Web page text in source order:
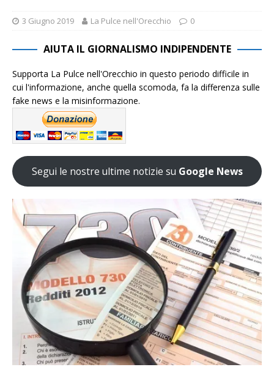
3 Giugno 2019 La Pulce nell'Orecchio 0
AIUTA IL GIORNALISMO INDIPENDENTE
Supporta La Pulce nell'Orecchio in questo periodo difficile in
cui l'informazione, anche quella scomoda, fa la differenza sulle
fake news e la misinformazione.
Segui le nostre ultime notizie su Google News